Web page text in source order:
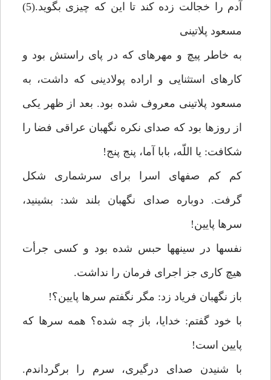
آدم را خجالت زده كند تا اين كه چيزى بگويد.(5)
مسعود پلاتينى‏
به خاطر پيچ و مهره‏اى كه در پاى راستش بود و
كارهاى استثنايى و اراده پولادينى كه داشت، به
مسعود پلاتينى معروف شده بود. بعد از ظهر يكى
از روزها بود كه صداى نكره نگهبان عراقى فضا را
شكافت: يا اللّه، بابا آما، پنج پنج!
كم كم صف‏هاى اسرا براى سرشمارى شكل
گرفت. دوباره صداى نگهبان بلند شد: بشينيد،
سرها پايين!
نفس‏ها در سينه‏ها حبس شده بود و كسى جرأت
هيچ كارى جز اجراى فرمان را نداشت.
باز نگهبان فرياد زد: مگر نگفتم سرها پايين؟!
با خود گفتم: خدايا، باز چه شده؟ همه سرها كه
پايين است!
با شنيدن صداى درگيرى، سرم را برگرداندم.